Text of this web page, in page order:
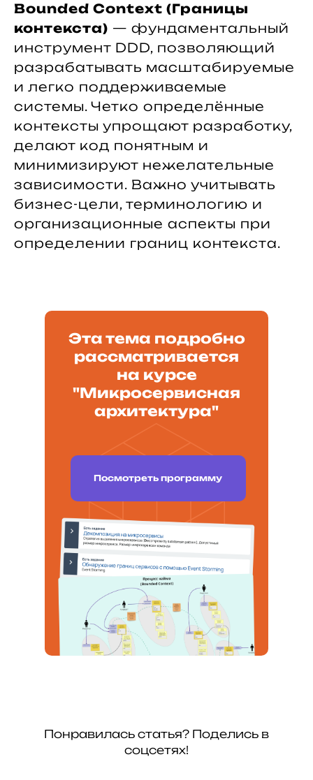
Bounded Context (Границы
контекста) — фундаментальный
инструмент DDD, позволяющий
разрабатывать масштабируемые
и легко поддерживаемые
системы. Четко определённые
контексты упрощают разработку,
делают код понятным и
минимизируют нежелательные
зависимости. Важно учитывать
бизнес-цели, терминологию и
организационные аспекты при
определении границ контекста.
Посмотреть программу
Эта тема подробно
рассматривается
на курсе
"Микросервисная
архитектура"
Понравилась статья? Поделись в
соцсетях!